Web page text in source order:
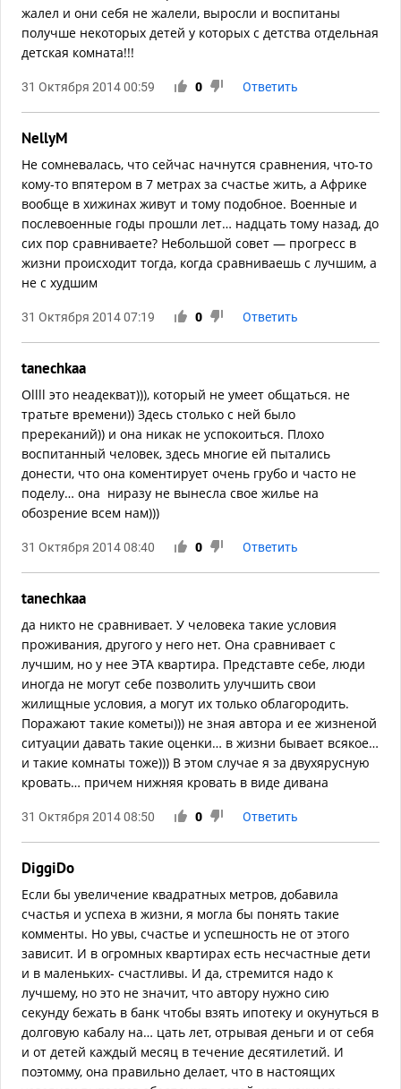
жалел и они себя не жалели, выросли и воспитаны
получше некоторых детей у которых с детства отдельная
детская комната!!!
31 Октября 2014 00:59 0 Ответить
NellyM
Не сомневалась, что сейчас начнутся сравнения, что-то
кому-то впятером в 7 метрах за счастье жить, а Африке
вообще в хижинах живут и тому подобное. Военные и
послевоенные годы прошли лет… надцать тому назад, до
сих пор сравниваете? Небольшой совет — прогресс в
жизни происходит тогда, когда сравниваешь с лучшим, а
не с худшим
31 Октября 2014 07:19 0 Ответить
tanechkaa
Ollll это неадекват))), который не умеет общаться. не
тратьте времени)) Здесь столько с ней было
пререканий)) и она никак не успокоиться. Плохо
воспитанный человек, здесь многие ей пытались
донести, что она коментирует очень грубо и часто не
поделу… она ниразу не вынесла свое жилье на
обозрение всем нам)))
31 Октября 2014 08:40 0 Ответить
tanechkaa
да никто не сравнивает. У человека такие условия
проживания, другого у него нет. Она сравнивает с
лучшим, но у нее ЭТА квартира. Представте себе, люди
иногда не могут себе позволить улучшить свои
жилищные условия, а могут их только облагородить.
Поражают такие кометы))) не зная автора и ее жизненой
ситуации давать такие оценки… в жизни бывает всякое…
и такие комнаты тоже))) В этом случае я за двухярусную
кровать… причем нижняя кровать в виде дивана
31 Октября 2014 08:50 0 Ответить
DiggiDo
Если бы увеличение квадратных метров, добавила
счастья и успеха в жизни, я могла бы понять такие
комменты. Но увы, счастье и успешность не от этого
зависит. И в огромных квартирах есть несчастные дети
и в маленьких- счастливы. И да, стремится надо к
лучшему, но это не значит, что автору нужно сию
секунду бежать в банк чтобы взять ипотеку и окунуться в
долговую кабалу на… цать лет, отрывая деньги и от себя
и от детей каждый месяц в течение десятилетий. И
поэтомму, она правильно делает, что в настоящих